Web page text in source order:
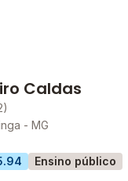
Caldas
- MG
Ensino público